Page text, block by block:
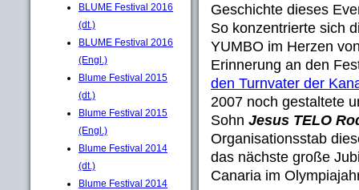
BLUME Festival 2016
(dt.)
BLUME Festival 2016
(Engl.)
Blume Festival 2015
(dt.)
Blume Festival 2015
(Engl.)
Blume Festival 2014
(dt.)
Blume Festival 2014
Geschichte dieses
So konzentrierte sich
YUMBO im Herzen
Erinnerung an den
den Turnvater der
2007 noch gestaltete
Sohn Jesus TELO
Organisationsstab
das nächste große
Canaria im